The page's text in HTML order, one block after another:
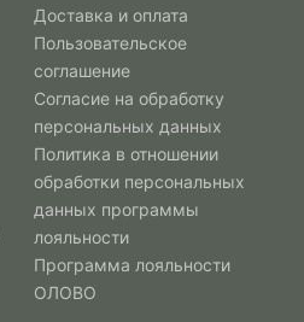
Доставка и оплата
Пользовательское
соглашение
Согласие на обработку
персональных данных
Политика в отношении
обработки персональных
данных программы
лояльности
Программа лояльности
ОЛОВО